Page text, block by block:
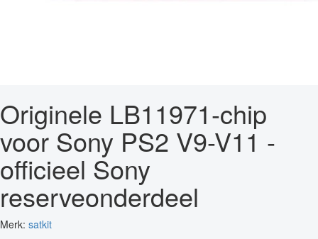
Originele LB11971-chip
voor Sony PS2 V9-V11 -
officieel Sony
reserveonderdeel
Merk: satkit